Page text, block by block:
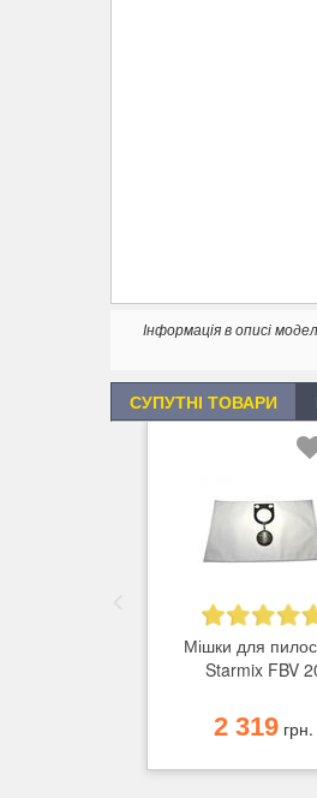
Інформація в описі
СУПУТНІ ТОВАРИ
Мішки для
Starmix FBV
2 319 грн.